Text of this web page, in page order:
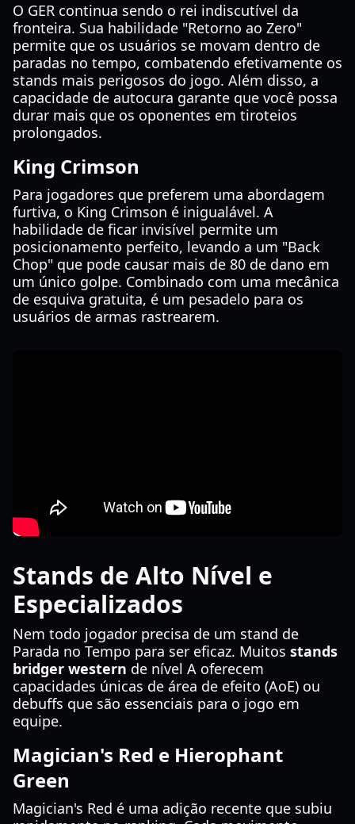
O GER continua sendo o rei indiscutível da
fronteira. Sua habilidade "Retorno ao Zero"
permite que os usuários se movam dentro de
paradas no tempo, combatendo efetivamente os
stands mais perigosos do jogo. Além disso, a
capacidade de autocura garante que você possa
durar mais que os oponentes em tiroteios
prolongados.
King Crimson
Para jogadores que preferem uma abordagem
furtiva, o King Crimson é inigualável. A
habilidade de ficar invisível permite um
posicionamento perfeito, levando a um "Back
Chop" que pode causar mais de 80 de dano em
um único golpe. Combinado com uma mecânica
de esquiva gratuita, é um pesadelo para os
usuários de armas rastrearem.
Stands de Alto Nível e
Especializados
Nem todo jogador precisa de um stand de
Parada no Tempo para ser eficaz. Muitos stands
bridger western de nível A oferecem
capacidades únicas de área de efeito (AoE) ou
debuffs que são essenciais para o jogo em
equipe.
Magician's Red e Hierophant
Green
Magician's Red é uma adição recente que subiu